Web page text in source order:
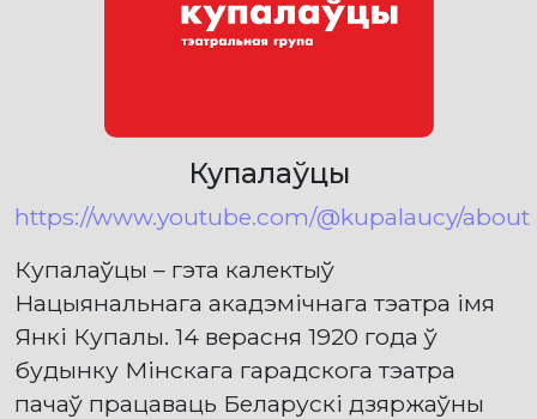
Купалаўцы
https://www.youtube.com/@kupalaucy/about
Купалаўцы – гэта калектыў
Нацыянальнага акадэмічнага тэатра імя
Янкі Купалы. 14 верасня 1920 года ў
будынку Мінскага гарадскога тэатра
пачаў працаваць Беларускі дзяржаўны